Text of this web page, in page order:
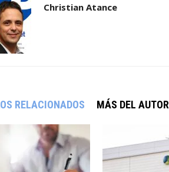
Christian Atance
RELACIONADOS MÁS DEL AUTOR